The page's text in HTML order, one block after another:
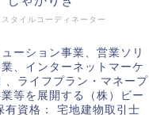
スタイルコーディネーター
ーション事業、営業ソリ
、インターネットマーケ
、ライフプラン・マネープ
等を展開する（株）ビー
有資格： 宅地建物取引士